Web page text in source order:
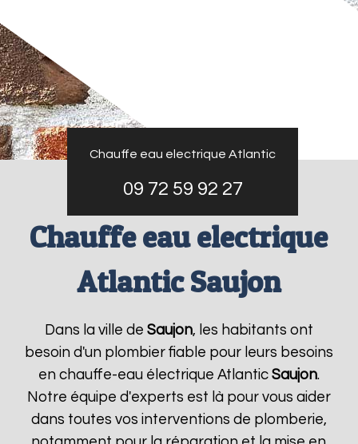
Chauffe eau electrique Atlantic
09 72 59 92 27
Chauffe eau electrique
Atlantic Saujon
Dans la ville de Saujon, les habitants ont
besoin d'un plombier fiable pour leurs besoins
en chauffe-eau électrique Atlantic Saujon.
Notre équipe d'experts est là pour vous aider
dans toutes vos interventions de plomberie,